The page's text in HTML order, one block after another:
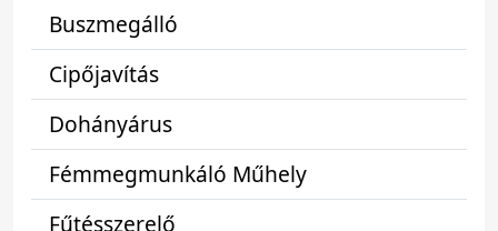
Buszmegálló
Cipőjavítás
Dohányárus
Fémmegmunkáló Műhely
Fűtésszerelő